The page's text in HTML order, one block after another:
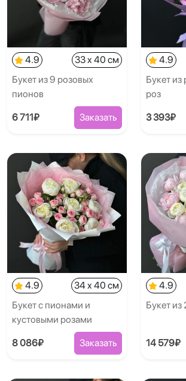
4.9
33 x 40 см
Букет из 9 розовых
пионов
6 711₽ Заказать
4.9
Букет из
роз
3 393₽
4.9
34 x 40 см
Букет с пионами и
кустовыми розами
8 086₽ Заказать
4.9
Букет из
14 579₽